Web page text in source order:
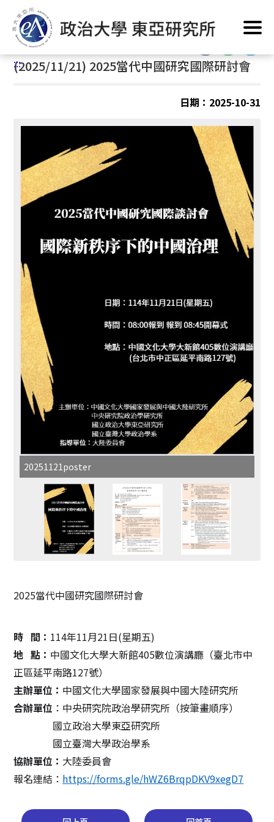
到
要
內
首頁/
:::
:::
(2025/11/21) 2025當代中國研究國際研討會
日期：2025-10-31
20251121poster
2025當代中國研究國際研討會
時 間： 114年11月21日(星期五)
地 點： 中國文化大學大新館405數位演講廳（臺北市中
正區延平南路127號）
主辦單位： 中國文化大學國家發展與中國大陸研究所
合辦單位 ：中央研究院政治學研究所（按筆畫順序）
國立政治大學東亞研究所
國立臺灣大學政治學系
協辦單位： 大陸委員會
報名連結： https://forms.gle/hWZ6BrqpDKV9xegD7